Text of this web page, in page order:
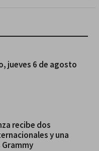
jueves 6 de agosto
recibe dos
y una